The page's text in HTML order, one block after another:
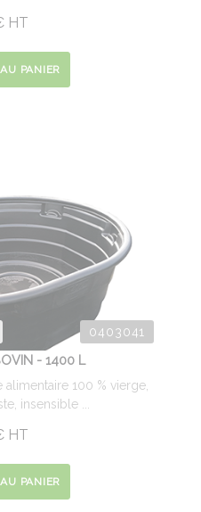
HT
PANIER
0403041
- 1400 L
100 % vierge,
insensible ...
HT
PANIER